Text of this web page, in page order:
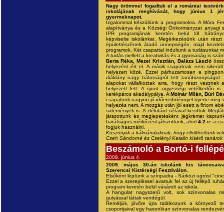
Nagy örömmel fogadtuk el a romániai
iskolájának meghívását, hogy június 1
gyermeknapot.
Izgalommal készültünk a programokra. A Móra
alapítványa és a Községi Önkormányzat anyagi
IPR programjának keretén belül 18
képviselte iskolánkat. Megérkezésünk után
épületrészének átadó ünnepségén, majd
programok. Két csapattal indultunk a tudásunkat
A tudás mellett a kreativitás és a gyorsaság is
Berta Réka, Mezei Krisztián, Balázs László
helyezést ért el. A másik csapatnak nem
helyezett közé. Ezzel párhuzamosan a
diáklány nagy bátorságról tett
alapokat vállalkoztak arra, hogy részt
helyezett lett. A sport ügyességi vetélkedőn
kerékpáros akadálypálya. A Molnár Milán, Búri
csapatunk nagyon jó időeredménnyel nyerte meg
helyezés nem. A mozgás után jól esett a finom
sütemények is. A délutánt sétával kezdtük
játszottunk és meglepetésként jégkrémet
barátságos mérkőzést játszottunk, ahol4:2-re a
fogjuk használni.
Köszönjük a kálmándiaknak, hogy eltölthettünk
Cseh Sándorné és Cselényi Katalin kísérő tanárok
Beszámoló a Bortó-i
2009. június 4.
2009. május 30-án iskolánk kis
Szerencsi Kistérségi Fesztiválon.
Elsőként léptünk a színpadra - Sárközi ugróst
Ezzel a szerepléssel avattuk fel az új fellépő
program keretén belül vásárolt az iskola.
A hangulat nagyszerű volt, sok színvonalas
gulyással láttak vendégül.
Reméljük, jövőre újra találkozunk a környező
csoportjaival egy hasonlóan színvonalas